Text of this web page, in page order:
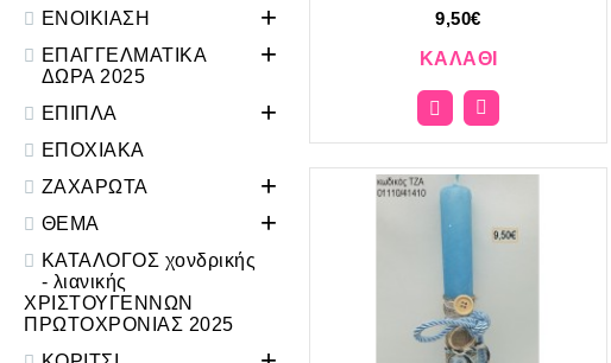
ΕΝΟΙΚΙΑΣΗ +
ΕΠΑΓΓΕΛΜΑΤΙΚΑ
ΔΩΡΑ 2025
+
ΕΠΙΠΛΑ +
ΕΠΟΧΙΑΚΑ
ΖΑΧΑΡΩΤΑ
+
ΘΕΜΑ +
ΚΑΤΑΛΟΓΟΣ χονδρικής
- λιανικής
ΧΡΙΣΤΟΥΓΕΝΝΩΝ
ΠΡΩΤΟΧΡΟΝΙΑΣ 2025
9,50€
ΚΑΛΆΘΙ